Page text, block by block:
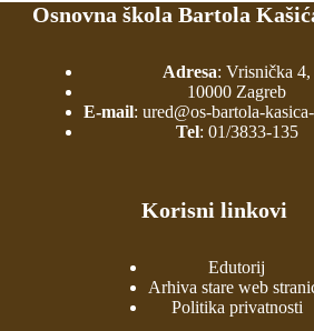
Osnovna škola Bartola
Adresa: Vrisnička 4,
10000 Zagreb
E-mail: ured@os-bartola-
Tel: 01/3833-135
Korisni linkovi
Edutorij
Arhiva stare web
Politika privatnosti